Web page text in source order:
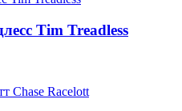
Tim Treadless